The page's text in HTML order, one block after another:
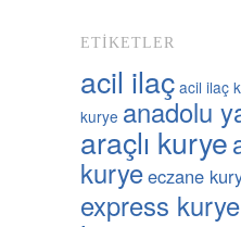
ETIKETLER
acil ilaç acil ilaç
kurye anadolu
araçlı kurye
kuryeeczane
express kurye